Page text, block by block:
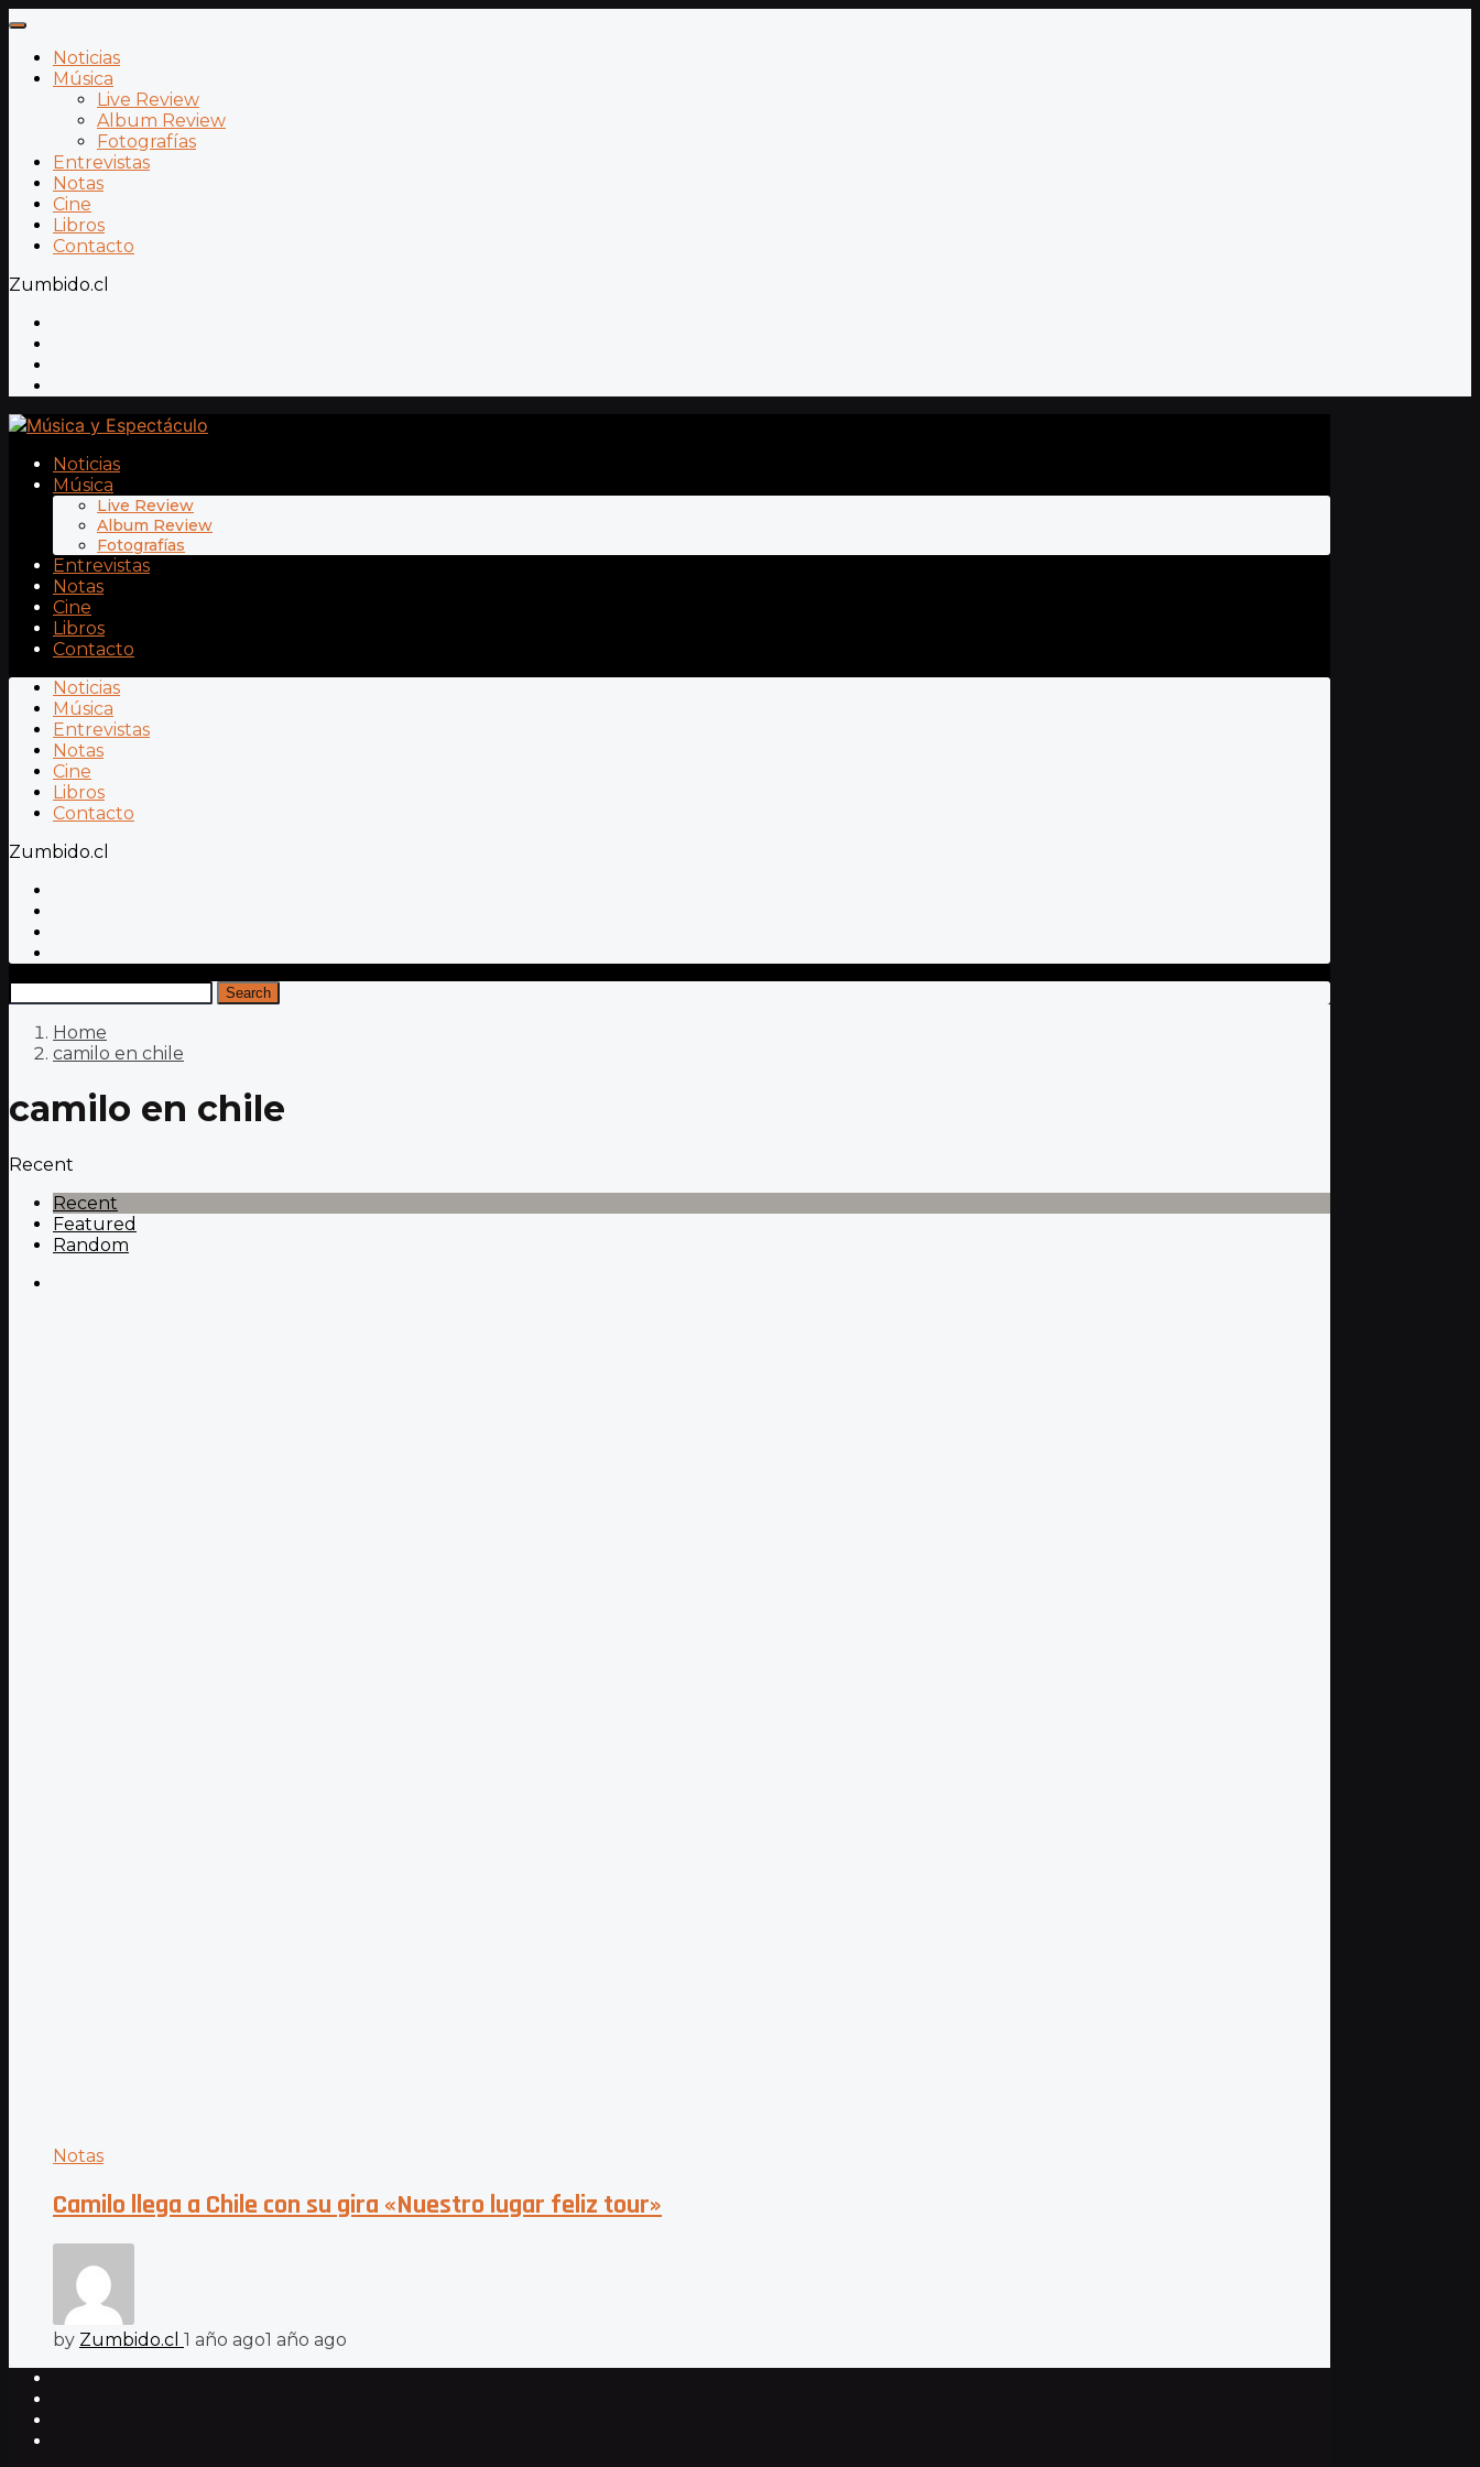
Noticias
Música
Live Review
Album Review
Fotografías
Entrevistas
Notas
Cine
Libros
Contacto
Zumbido.cl
Noticias
Música
Live Review
Album Review
Fotografías
Entrevistas
Notas
Cine
Libros
Contacto
Noticias
Música
Entrevistas
Notas
Cine
Libros
Contacto
Zumbido.cl
Search
Home
camilo en chile
camilo en chile
Recent
Recent
Featured
Random
Notas
Camilo llega a Chile con su gira «Nuestro lugar feliz tour»
by Zumbido.cl 1 año ago1 año ago